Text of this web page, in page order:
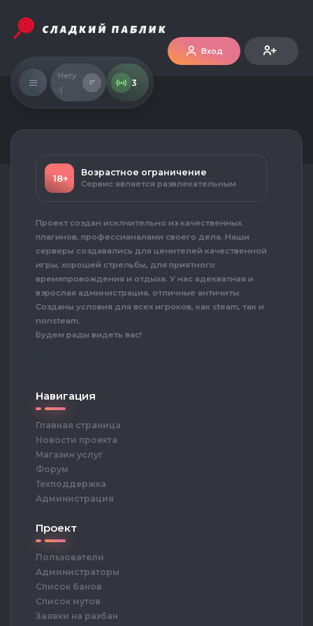
Вход
Нету
:(
3
18+
Возрастное ограничение
Сервис является развлекательным
Проект создан исклчительно из качественных
плагинов, профессианалами своего дела. Наши
серверы создавались для ценителей качественной
игры, хорошей стрельбы, для приятного
времяпровождения и отдыха. У нас адекватная и
взрослая администрация, отличные античиты.
Созданы условия для всех игроков, как steam, так и
nonsteam.
Будем рады видеть вас!
Навигация
Главная страница
Новости проекта
Магазин услуг
Форум
Техподдержка
Администрация
Проект
Пользователи
Администраторы
Список банов
Список мутов
Заявки на разбан